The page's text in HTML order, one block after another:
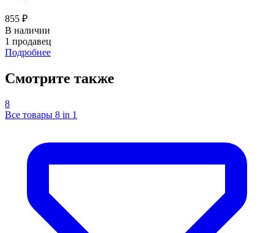
855 ₽
В наличии
1 продавец
Подробнее
Смотрите также
8
Все товары 8 in 1